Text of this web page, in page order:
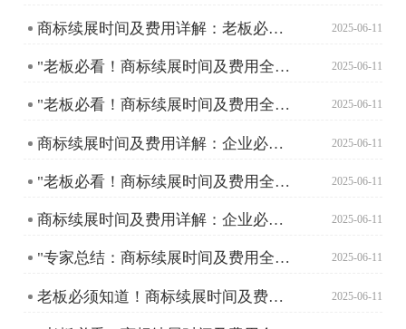
商标续展时间及费用详解：老板必须了解的那些事儿 2025-06-11
"老板必看！商标续展时间及费用全攻略" 2025-06-11
"老板必看！商标续展时间及费用全攻略" 2025-06-11
商标续展时间及费用详解：企业必备知识 2025-06-11
"老板必看！商标续展时间及费用全攻略" 2025-06-11
商标续展时间及费用详解：企业必备知识 2025-06-11
"专家总结：商标续展时间及费用全攻略" 2025-06-11
老板必须知道！商标续展时间及费用全攻略 2025-06-11